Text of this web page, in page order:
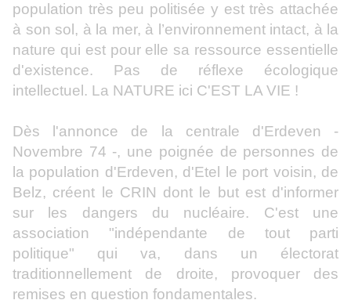
population très peu politisée y est très attachée
à son sol, à la mer, à l’environnement intact, à la
nature qui est pour elle sa ressource essentielle
d'existence. Pas de réflexe écologique
intellectuel. La NATURE ici C'EST LA VIE !
Dès l'annonce de la centrale d'Erdeven -
Novembre 74 -, une poignée de personnes de
la population d'Erdeven, d'Etel le port voisin, de
Belz, créent le CRIN dont le but est d'informer
sur les dangers du nucléaire. C'est une
association "indépendante de tout parti
politique" qui va, dans un électorat
traditionnellement de droite, provoquer des
remises en question fondamentales.